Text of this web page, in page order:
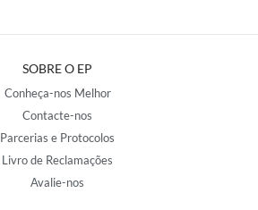
SOBRE O EP
Conheça-nos Melhor
Contacte-nos
Parcerias e Protocolos
Livro de Reclamações
Avalie-nos